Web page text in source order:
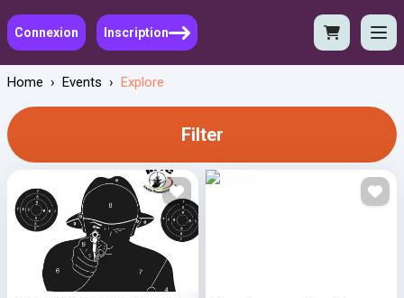
Connexion Inscription
Home › Events › Explore
Filter